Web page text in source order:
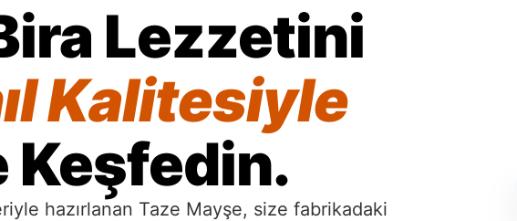
Lezzetini
Kalitesiyle
Keşfedin.
hazırlanan Taze Mayşe, size fabrikadaki